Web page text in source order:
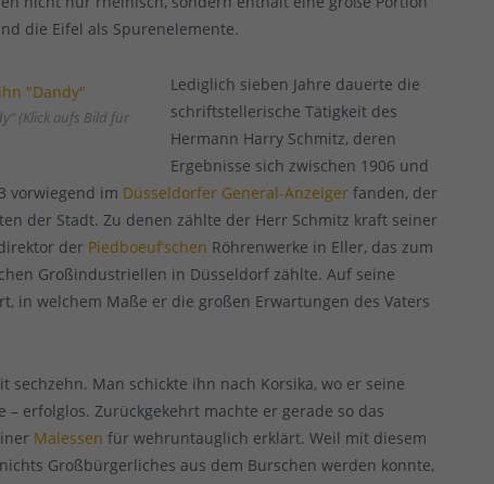
die Eifel als Spurenelemente.
(Klick aufs Bild für
Lediglich sieben Jahre dauerte die
schriftstellerische Tätigkeit des
Hermann Harry Schmitz, deren
Ergebnisse sich zwischen 1906 und
vorwiegend im Düsseldorfer General-Anzeiger fanden, der
der Stadt. Zu denen zählte der Herr Schmitz kraft seiner
der Piedboeuf’schen Röhrenwerke in Eller, das zum
Großindustriellen in Düsseldorf zählte. Auf seine
in welchem Maße er die großen Erwartungen des Vaters
sechzehn. Man schickte ihn nach Korsika, wo er seine
erfolglos. Zurückgekehrt machte er gerade so das
Malessen für wehruntauglich erklärt. Weil mit diesem
Großbürgerliches aus dem Burschen werden konnte,